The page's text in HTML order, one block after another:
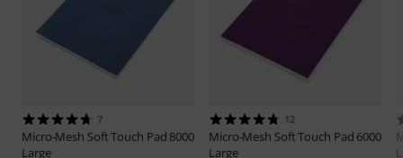
7
Micro-Mesh Soft Touch Pad 8000
Large
12
Micro-Mesh Soft Touch Pad 6000
Large